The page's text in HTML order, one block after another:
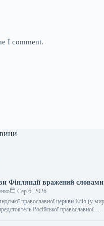
I comment.
Фінляндії вражений
Сер 6, 2026
православної церкви Елія (у
Російської православної…